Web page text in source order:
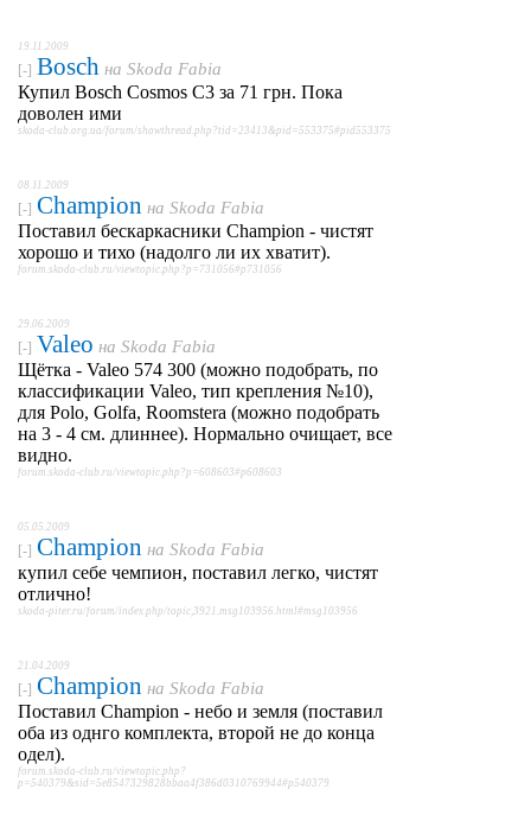
19.11.2009
[-] Bosch на Skoda Fabia
Купил Bosch Cosmos C3 за 71 грн. Пока
доволен ими
skoda-club.org.ua/forum/showthread.php?tid=23413&pid=553375#pid553375
08.11.2009
[-] Champion на Skoda Fabia
Поставил бескаркасники Champion - чистят
хорошо и тихо (надолго ли их хватит).
forum.skoda-club.ru/viewtopic.php?p=731056#p731056
29.06.2009
[-] Valeo на Skoda Fabia
Щётка - Valeo 574 300 (можно подобрать, по
классификации Valео, тип крепления №10),
для Polo, Golfa, Roomstera (можно подобрать
на 3 - 4 см. длиннее). Нормально очищает, все
видно.
forum.skoda-club.ru/viewtopic.php?p=608603#p608603
05.05.2009
[-] Champion на Skoda Fabia
купил себе чемпион, поставил легко, чистят
отлично!
skoda-piter.ru/forum/index.php/topic,3921.msg103956.html#msg103956
21.04.2009
[-] Champion на Skoda Fabia
Поставил Champion - небо и земля (поставил
оба из однго комплекта, второй не до конца
одел).
forum.skoda-club.ru/viewtopic.php?
p=540379&sid=5e8547329828bbaa4f386d0310769944#p540379